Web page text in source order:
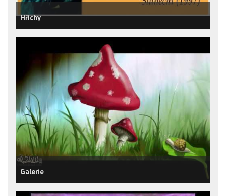
Hříchy
Galerie